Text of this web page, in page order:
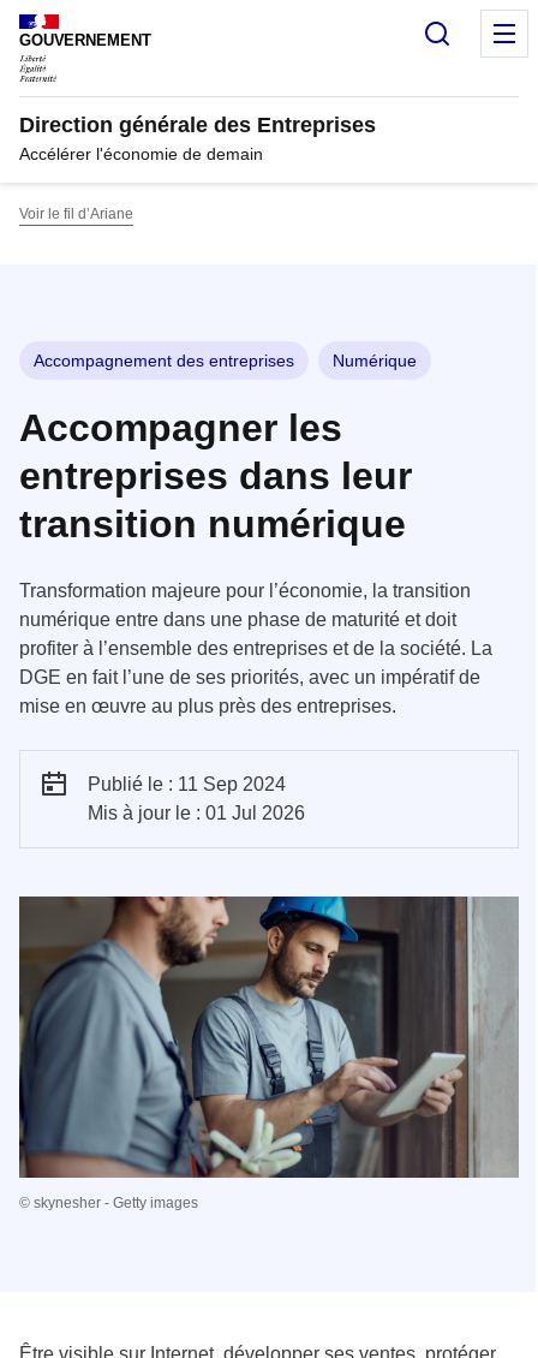
Panneau de gestion des cookies
GOUVERNEMENT
Direction générale des Entreprises
Accélérer l'économie de demain
Voir le fil d’Ariane
Accompagnement des entreprises Numérique
Accompagner les
entreprises dans leur
transition numérique
Transformation majeure pour l’économie, la transition
numérique entre dans une phase de maturité et doit
profiter à l’ensemble des entreprises et de la société. La
DGE en fait l’une de ses priorités, avec un impératif de
mise en œuvre au plus près des entreprises.
Publié le : 11 Sep 2024
Mis à jour le : 01 Jul 2026
© skynesher - Getty images
Être visible sur Internet, développer ses ventes, protéger